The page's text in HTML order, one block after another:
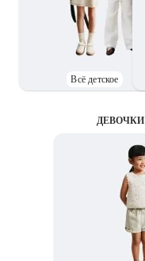
Всё детское
ДЕВОЧКИ